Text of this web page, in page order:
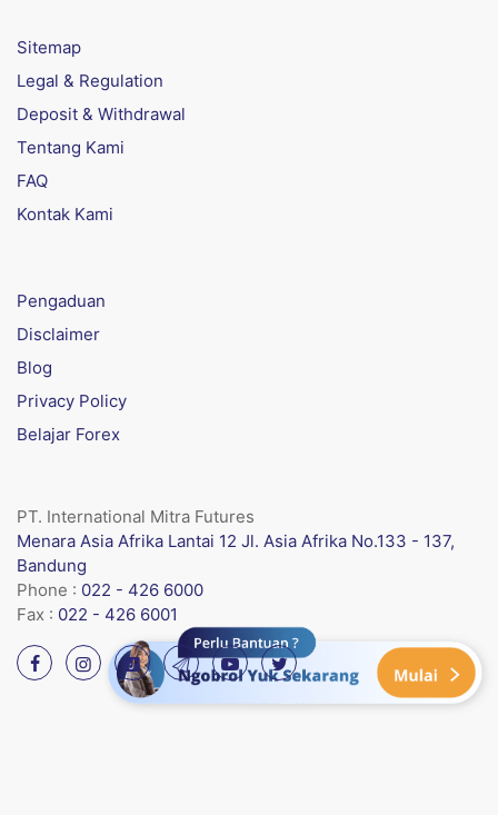
Sitemap
Legal & Regulation
Deposit & Withdrawal
Tentang Kami
FAQ
Kontak Kami
Pengaduan
Disclaimer
Blog
Privacy Policy
Belajar Forex
PT. International Mitra Futures
Menara Asia Afrika Lantai 12 Jl. Asia Afrika No.133 - 137,
Bandung
Phone : 022 - 426 6000
Fax : 022 - 426 6001